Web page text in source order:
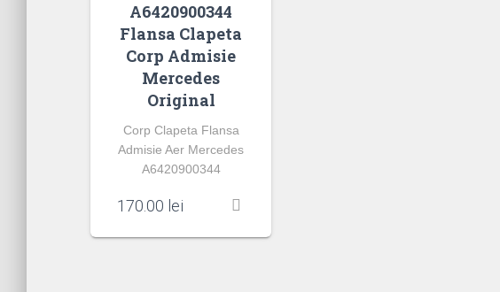
A6420900344
Flansa Clapeta
Corp Admisie
Mercedes
Original
Corp Clapeta Flansa
Admisie Aer Mercedes
A6420900344
170.00 lei